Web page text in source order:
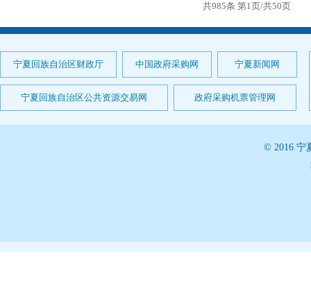
共985条 第1页/共50页
宁夏回族自治区财政厅 中国政府采购网 宁夏新闻网
宁夏回族自治区公共资源交易网 政府采购机票管理网
© 2016 宁